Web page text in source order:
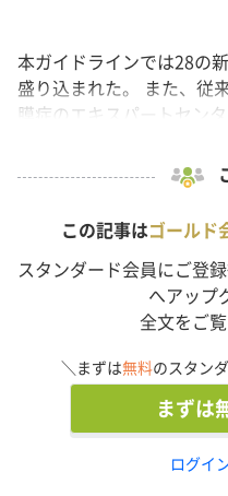
本ガイドラインでは28の
盛り込まれた。 また、従
膜症のエキスパートセン
この記事はゴールド
スタンダード会員にご登
へアップ
全文をご
＼まずは無料のスタン
まずは
ログイ